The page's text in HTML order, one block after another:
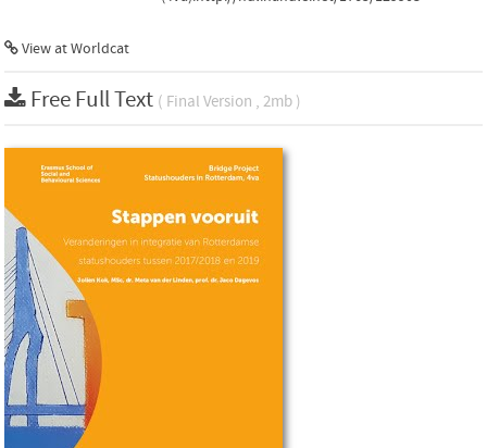
View at Worldcat
Free Full Text ( Final Version , 2mb )